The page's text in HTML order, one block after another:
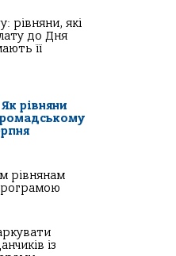
рівняни, які
до Дня
її
рівняни
рівнянам
із